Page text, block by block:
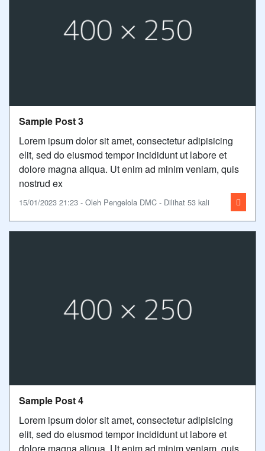
Sample Post 3
Lorem ipsum dolor sit amet, consectetur adipisicing
elit, sed do eiusmod tempor incididunt ut labore et
dolore magna aliqua. Ut enim ad minim veniam, quis
nostrud ex
15/01/2023 21:23 - Oleh Pengelola DMC - Dilihat 53 kali
Sample Post 4
Lorem ipsum dolor sit amet, consectetur adipisicing
elit, sed do eiusmod tempor incididunt ut labore et